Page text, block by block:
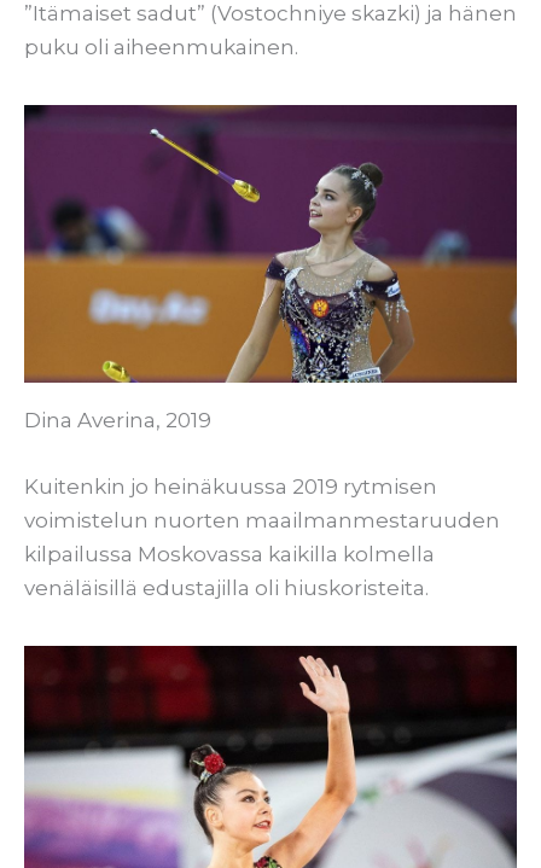
”Itämaiset sadut” (Vostochniye skazki) ja hänen
puku oli aiheenmukainen.
Dina Averina, 2019
Kuitenkin jo heinäkuussa 2019 rytmisen
voimistelun nuorten maailmanmestaruuden
kilpailussa Moskovassa kaikilla kolmella
venäläisillä edustajilla oli hiuskoristeita.